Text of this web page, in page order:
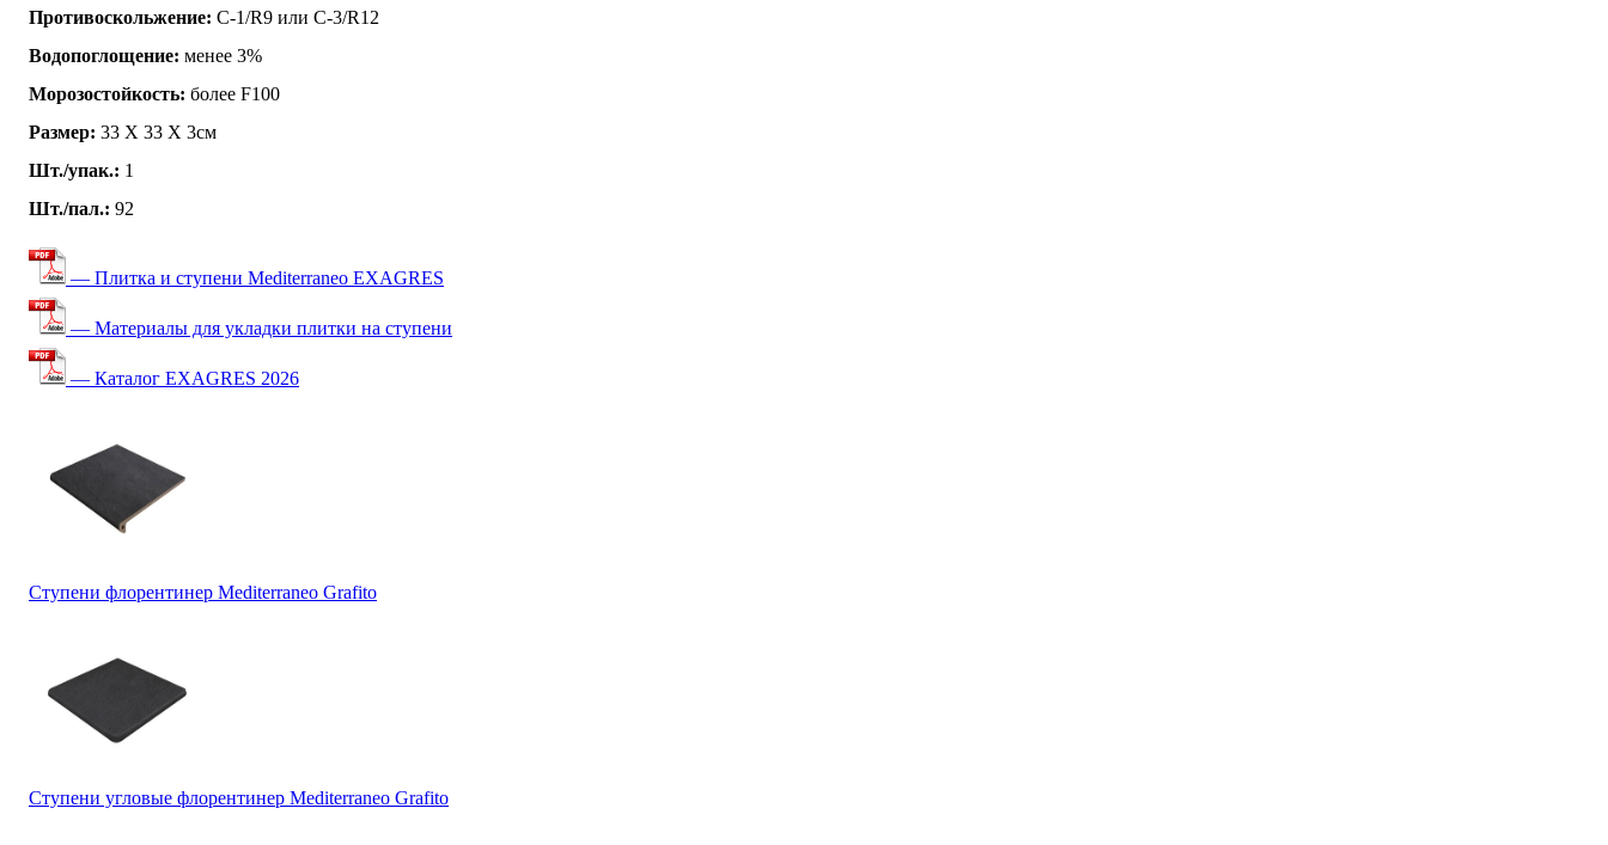
Противоскольжение: C-1/R9 или C-3/R12
Водопоглощение: менее 3%
Морозостойкость: более F100
Размер: 33 Х 33 Х 3см
Шт./упак.: 1
Шт./пал.: 92
— Плитка и ступени Mediterraneo EXAGRES
— Материалы для укладки плитки на ступени
— Каталог EXAGRES 2026
Ступени флорентинер Mediterraneo Grafito
Ступени угловые флорентинер Mediterraneo Grafito